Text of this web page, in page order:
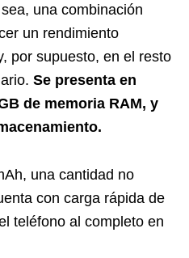
una combinación
un rendimiento
por supuesto, en el resto
Se presenta en
de memoria RAM, y
una cantidad no
con carga rápida de
teléfono al completo en